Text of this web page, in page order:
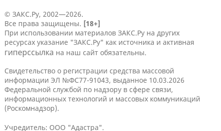
© ЗАКС.Ру, 2002—2026.
Все права защищены. [18+]
При использовании материалов ЗАКС.Ру на других
ресурсах указание "ЗАКС.Ру" как источника и активная
гиперссылка на наш сайт обязательны.
Свидетельство о регистрации средства массовой
информации ЭЛ №ФС77-91043, выданное 10.03.2026
Федеральной службой по надзору в сфере связи,
информационных технологий и массовых коммуникаций
(Роскомнадзор).
Учредитель: ООО "Адастра".